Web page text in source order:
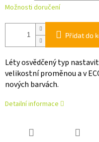
Možnosti doručení
Přidat do
Léty osvědčený typ
velikostní proměnou a v
nových barvách.
Detailní informace